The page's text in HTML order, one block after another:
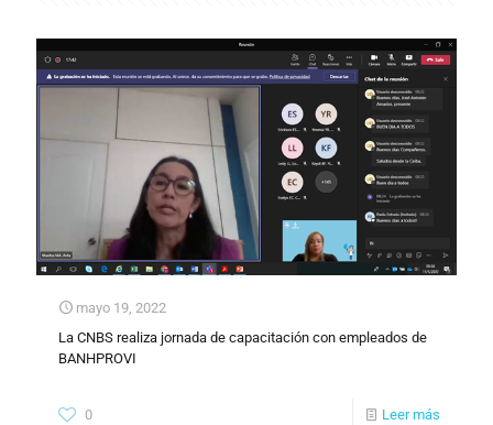
mayo 19, 2022
La CNBS realiza jornada de capacitación con empleados de
BANHPROVI
0 Leer más